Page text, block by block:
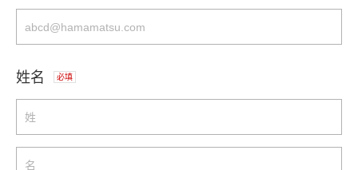
姓名 必填